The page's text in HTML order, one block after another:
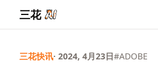
三花
三花快讯· 2024, 4月23日#ADOBE